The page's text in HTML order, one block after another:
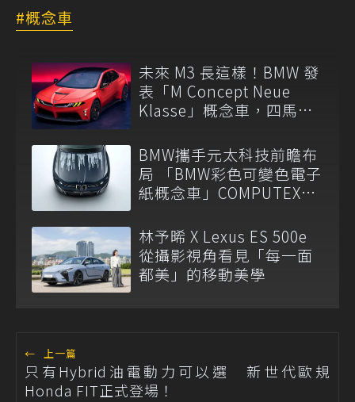
概念車
未來 M3 長這樣！BMW 發
表「M Concept Neue
Klasse」概念車，四馬達
BMW攜手元太科技前瞻布
局 「BMW彩色可變色電子
紙概念車」COMPUTEX
林予晞 X Lexus ES 500e
從攝影視角看見「每一面
都美」的移動美學
← 上一篇
只有Hybrid油電動力可以選 新世代歐規
Honda FIT正式登場！